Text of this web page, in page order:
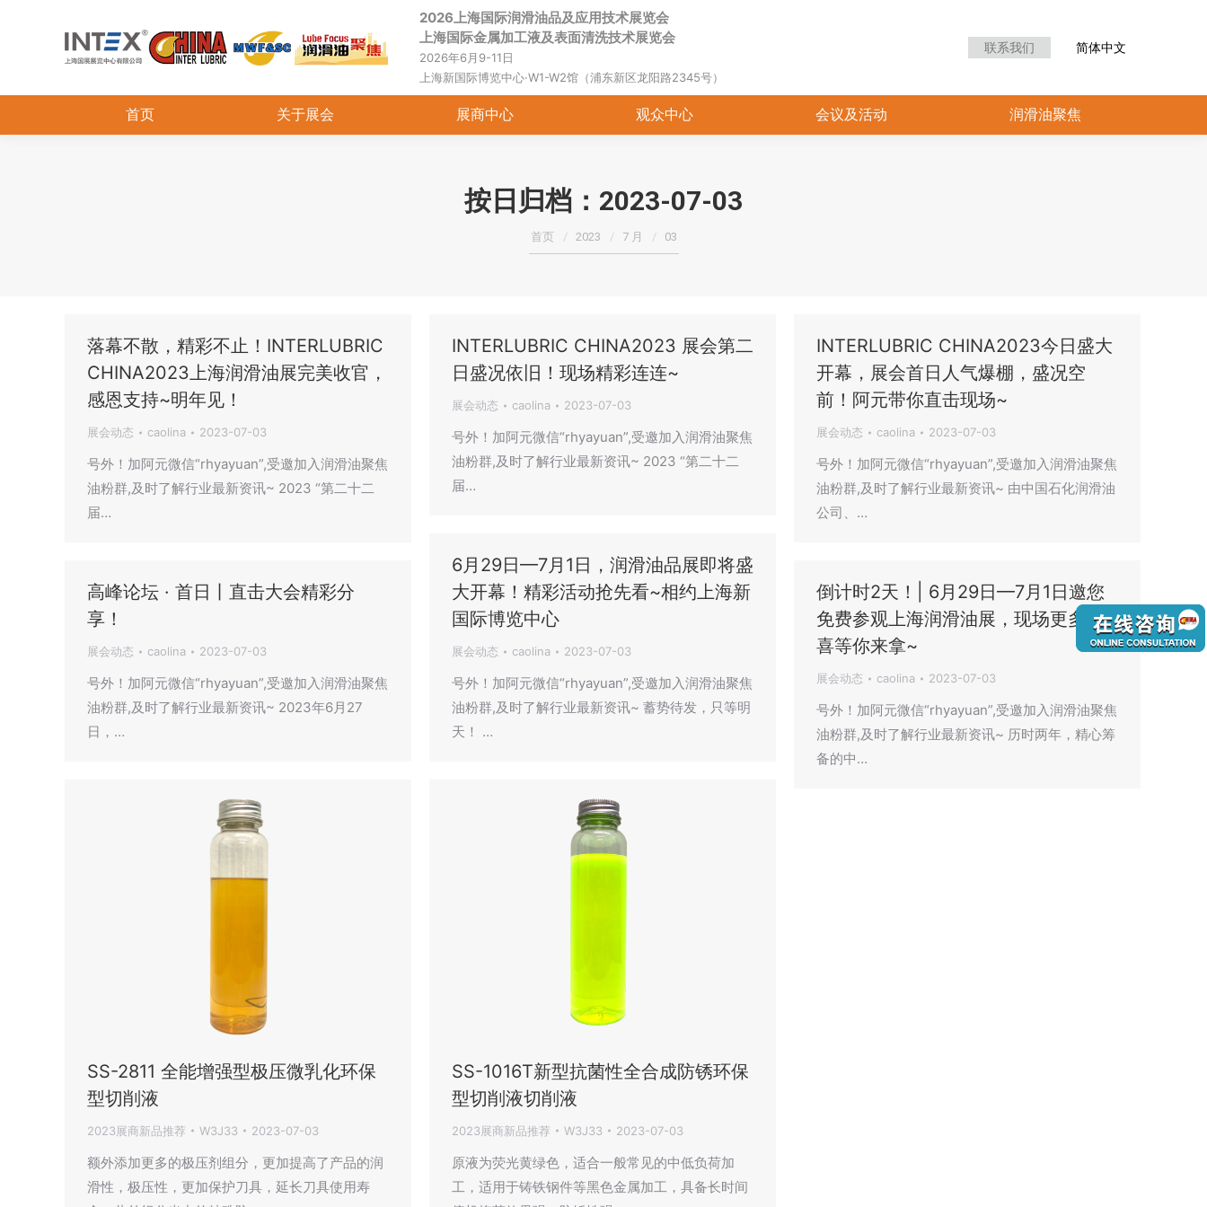
2026上海国际润滑油品及应用技术展览会
上海国际金属加工液及表面清洗技术展览会
2026年6月9-11日
上海新国际博览中心·W1-W2馆（浦东新区龙阳路2345号）
联系我们 简体中文
首页 关于展会 展商中心 观众中心 会议及活动 润滑油聚焦
按日归档： 2023-07-03
您在这里：
首页 2023 7 月 03
落幕不散，精彩不止！INTERLUBRIC
CHINA2023上海润滑油展完美收官，
感恩支持~明年见！
展会动态 caolina 2023-07-03
号外！加阿元微信“rhyayuan”,受邀加入润滑油聚焦
油粉群,及时了解行业最新资讯~ 2023 “第二十二
届…
INTERLUBRIC CHINA2023 展会第二
日盛况依旧！现场精彩连连~
展会动态 caolina 2023-07-03
号外！加阿元微信“rhyayuan”,受邀加入润滑油聚焦
油粉群,及时了解行业最新资讯~ 2023 “第二十二
届…
INTERLUBRIC CHINA2023今日盛大
开幕，展会首日人气爆棚，盛况空
前！阿元带你直击现场~
展会动态 caolina 2023-07-03
号外！加阿元微信“rhyayuan”,受邀加入润滑油聚焦
油粉群,及时了解行业最新资讯~ 由中国石化润滑油
公司、…
6月29日—7月1日，润滑油品展即将盛
大开幕！精彩活动抢先看~相约上海新
国际博览中心
展会动态 caolina 2023-07-03
号外！加阿元微信“rhyayuan”,受邀加入润滑油聚焦
油粉群,及时了解行业最新资讯~ 蓄势待发，只等明
天！ …
高峰论坛 · 首日丨直击大会精彩分
享！
展会动态 caolina 2023-07-03
号外！加阿元微信“rhyayuan”,受邀加入润滑油聚焦
油粉群,及时了解行业最新资讯~ 2023年6月27
日，…
倒计时2天！| 6月29日—7月1日邀您
免费参观上海润滑油展，现场更多惊
喜等你来拿~
展会动态 caolina 2023-07-03
号外！加阿元微信“rhyayuan”,受邀加入润滑油聚焦
油粉群,及时了解行业最新资讯~ 历时两年，精心筹
备的中…
SS-2811 全能增强型极压微乳化环保
型切削液
2023展商新品推荐 W3J33 2023-07-03
额外添加更多的极压剂组分，更加提高了产品的润
滑性，极压性，更加保护刀具，延长刀具使用寿
SS-1016T新型抗菌性全合成防锈环保
型切削液切削液
2023展商新品推荐 W3J33 2023-07-03
原液为荧光黄绿色，适合一般常见的中低负荷加
工，适用于铸铁钢件等黑色金属加工，具备长时间
首页 关于展会 展商中心